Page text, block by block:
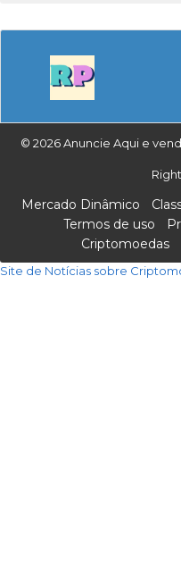
© 2026 Anuncie Aqui e
Mercado Dinâmico
Termos de uso
Criptomoedas
Site de Notícias sobre